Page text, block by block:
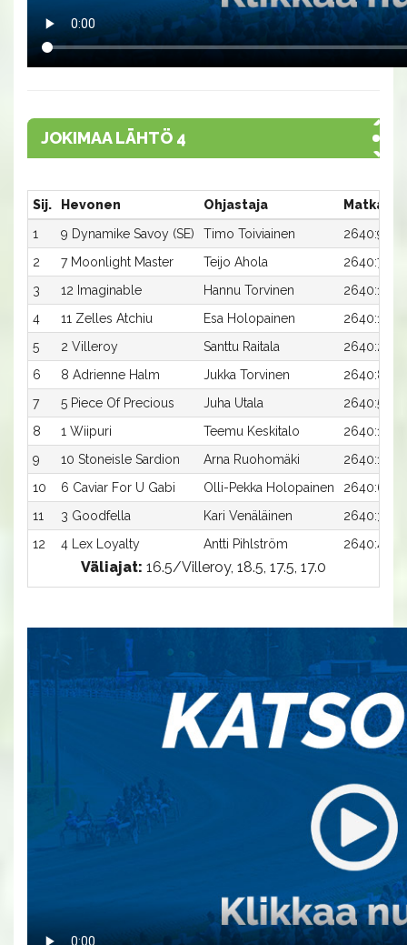
JOKIMAA LÄHTÖ 4
Sij. Hevonen Ohjastaja
1
9 Dynamike Savoy (SE) Timo Toiviainen
2640:9
2
7 Moonlight Master Teijo Ahola
2640:7
3
12 Imaginable Hannu Torvinen
2640:12
4
11 Zelles Atchiu Esa Holopainen
2640:11
5
2 Villeroy Santtu Raitala
2640:2
6
8 Adrienne Halm Jukka Torvinen
2640:8
7
5 Piece Of Precious Juha Utala
2640:5
8
1 Wiipuri Teemu Keskitalo
2640:1
9
10 Stoneisle Sardion Arna Ruohomäki
2640:10
10
6 Caviar For U Gabi Olli-Pekka Holopainen
2640:6
11
3 Goodfella Kari Venäläinen
2640:3
12
4 Lex Loyalty Antti Pihlström 2640:4
Väliajat: 16.5/Villeroy, 18.5, 17.5, 17.0